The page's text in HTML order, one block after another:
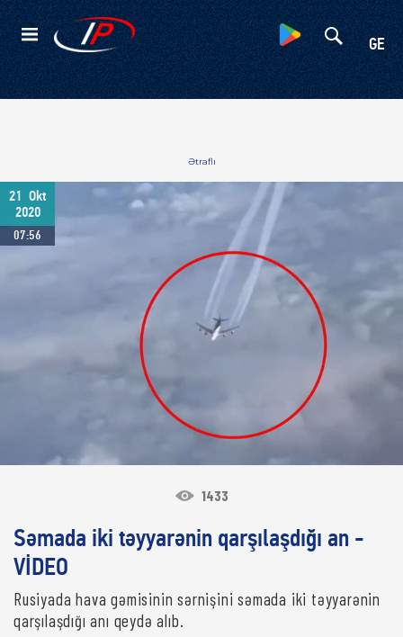
GE
Kateqoriyalar
Ətraflı
21
Okt
2020
07:56
1433
Səmada iki təyyarənin qarşılaşdığı an -
VİDEO
Rusiyada hava gəmisinin sərnişini səmada iki təyyarənin
qarşılaşdığı anı qeydə alıb.